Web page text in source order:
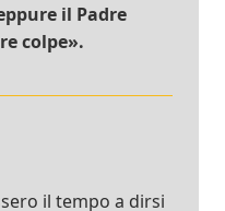
il Padre
colpe».
il tempo a dirsi